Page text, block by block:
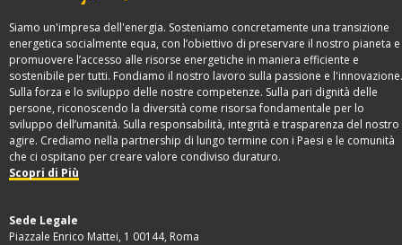
Siamo un'impresa dell'energia. Sosteniamo concretamente una transizione
energetica socialmente equa, con l’obiettivo di preservare il nostro pianeta e
promuovere l’accesso alle risorse energetiche in maniera efficiente e
sostenibile per tutti. Fondiamo il nostro lavoro sulla passione e l'innovazione.
Sulla forza e lo sviluppo delle nostre competenze. Sulla pari dignità delle
persone, riconoscendo la diversità come risorsa fondamentale per lo
sviluppo dell’umanità. Sulla responsabilità, integrità e trasparenza del nostro
agire. Crediamo nella partnership di lungo termine con i Paesi e le comunità
che ci ospitano per creare valore condiviso duraturo.
Scopri di Più
Sede Legale
Piazzale Enrico Mattei, 1 00144, Roma